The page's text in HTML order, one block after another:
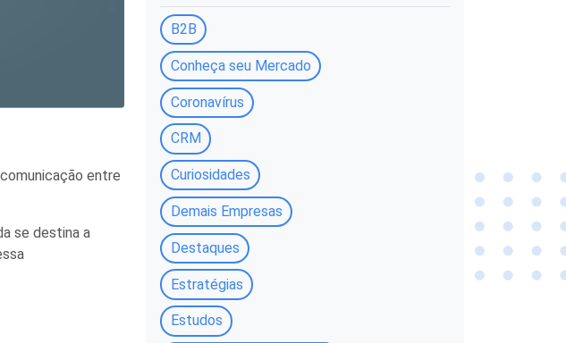
entre
se destina a
sa
B2B
Conheça seu Mercado
Coronavírus
CRM
Curiosidades
Demais Empresas
Destaques
Estratégias
Estudos